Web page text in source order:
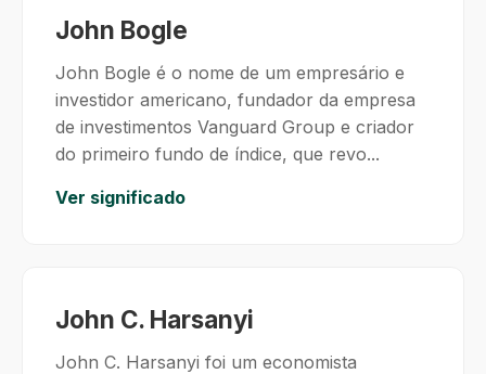
John Bogle
John Bogle é o nome de um empresário e
investidor americano, fundador da empresa
de investimentos Vanguard Group e criador
do primeiro fundo de índice, que revo...
Ver significado
John C. Harsanyi
John C. Harsanyi foi um economista